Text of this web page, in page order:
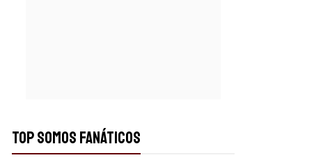
TOP SOMOS FANÁTICOS